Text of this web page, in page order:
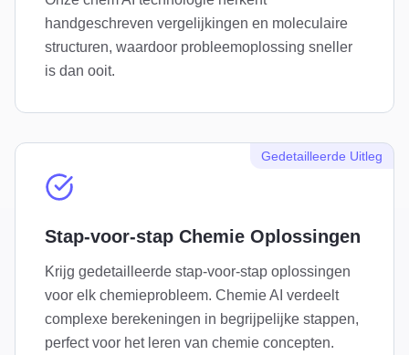
handgeschreven vergelijkingen en moleculaire
structuren, waardoor probleemoplossing sneller
is dan ooit.
Gedetailleerde Uitleg
Stap-voor-stap Chemie Oplossingen
Krijg gedetailleerde stap-voor-stap oplossingen
voor elk chemieprobleem. Chemie AI verdeelt
complexe berekeningen in begrijpelijke stappen,
perfect voor het leren van chemie concepten.